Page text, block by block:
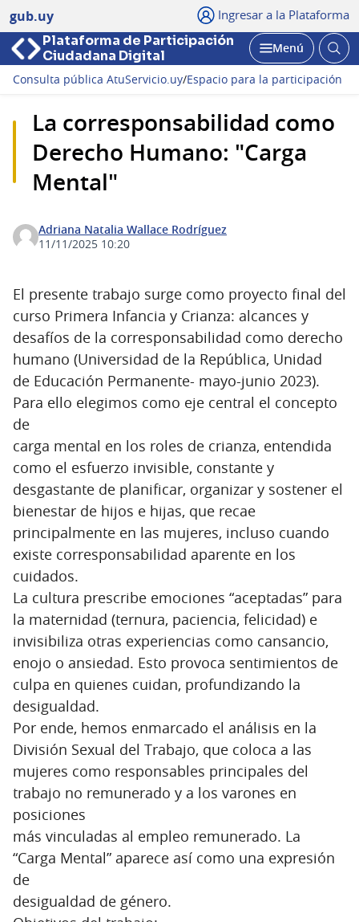
gub.uy Ingresar a la Plataforma
Plataforma de Participación
Ciudadana Digital
Abrir
Menú
Consulta pública AtuServicio.uy/Espacio para la participación
La corresponsabilidad como
Derecho Humano: "Carga
Mental"
Adriana Natalia Wallace Rodríguez
11/11/2025 10:20
El presente trabajo surge como proyecto final del
curso Primera Infancia y Crianza: alcances y
desafíos de la corresponsabilidad como derecho
humano (Universidad de la República, Unidad
de Educación Permanente- mayo-junio 2023).
Para ello elegimos como eje central el concepto
de
carga mental en los roles de crianza, entendida
como el esfuerzo invisible, constante y
desgastante de planificar, organizar y sostener el
bienestar de hijos e hijas, que recae
principalmente en las mujeres, incluso cuando
existe corresponsabilidad aparente en los
cuidados.
La cultura prescribe emociones “aceptadas” para
la maternidad (ternura, paciencia, felicidad) e
invisibiliza otras experiencias como cansancio,
enojo o ansiedad. Esto provoca sentimientos de
culpa en quienes cuidan, profundizando la
desigualdad.
Por ende, hemos enmarcado el análisis en la
División Sexual del Trabajo, que coloca a las
mujeres como responsables principales del
trabajo no remunerado y a los varones en
posiciones
más vinculadas al empleo remunerado. La
“Carga Mental” aparece así como una expresión
de
desigualdad de género.